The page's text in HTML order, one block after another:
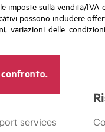
sulla vendita/IVA
possono includere
variazioni delle
services